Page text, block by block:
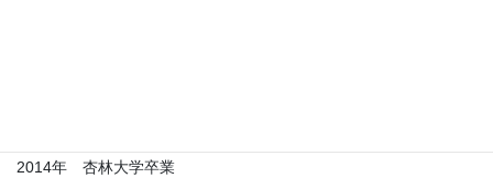
2014年 杏林大学卒業